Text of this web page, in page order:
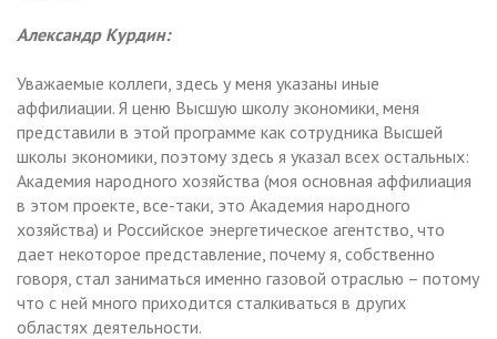
Александр Курдин:
Уважаемые коллеги, здесь у меня указаны иные
аффилиации. Я ценю Высшую школу экономики, меня
представили в этой программе как сотрудника Высшей
школы экономики, поэтому здесь я указал всех остальных:
Академия народного хозяйства (моя основная аффилиация
в этом проекте, все-таки, это Академия народного
хозяйства) и Российское энергетическое агентство, что
дает некоторое представление, почему я, собственно
говоря, стал заниматься именно газовой отраслью – потому
что с ней много приходится сталкиваться в других
областях деятельности.